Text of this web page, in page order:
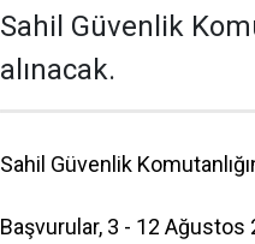
Sahil Güvenlik
alınacak.
Sahil Güvenlik
Başvurular, 3 - 12 Ağustos